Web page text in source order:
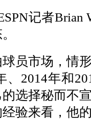
记者Brian
员市场，情
、2014年和
选择秘而不
验来看，他